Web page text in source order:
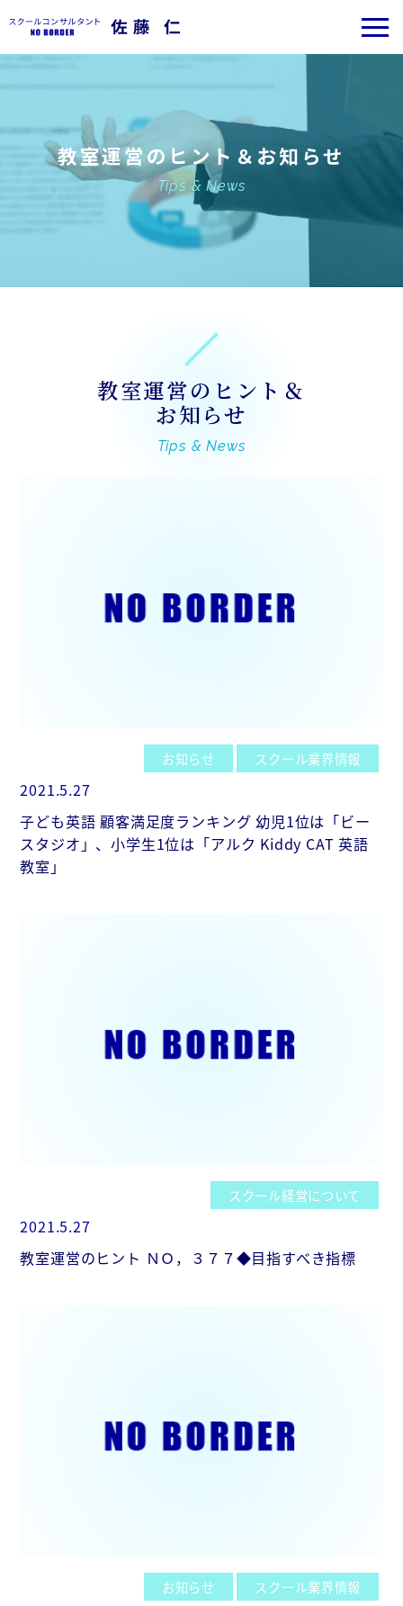
教室運営のヒント＆お知らせ
Tips & News
教室運営のヒント＆
お知らせ
Tips & News
お知らせ スクール業界情報
2021.5.27
子ども英語 顧客満足度ランキング 幼児1位は「ビー
スタジオ」、小学生1位は「アルク Kiddy CAT 英語
教室」
スクール経営について
2021.5.27
教室運営のヒント ＮＯ，３７７◆目指すべき指標
お知らせ スクール業界情報